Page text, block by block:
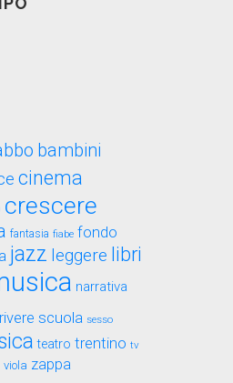
bambini
cinema
crescere
fantasia fiabe fondo
jazz leggere libri
narrativa
scuola sesso
teatro trentino tv
viola zappa